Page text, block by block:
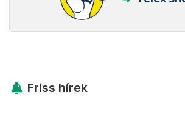
Friss hírek